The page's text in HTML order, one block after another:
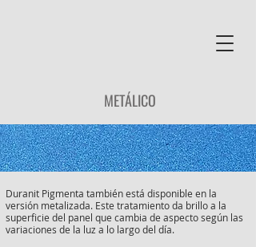
METÁLICO
Duranit Pigmenta también está disponible en la
versión metalizada. Este tratamiento da brillo a la
superficie del panel que cambia de aspecto según las
variaciones de la luz a lo largo del día.